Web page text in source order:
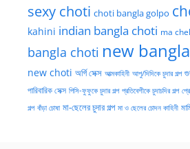
sexy choti choti bangla golpo
kahini indian bangla choti ma
bangla choti new
new choti অর্গি সেক্স আত্মকাহিনী আপু/দিদিকে চুদার গল্প
পারিবারিক সেক্স পিসি-ফুফুকে চুদার গল্প প্রতিবেশীকে চুদাচদির গল্প
গল্প বাঁড়া চোষা মা-ছেলের চুদার গল্প মা ও ছেলের চোদন কাহিনী